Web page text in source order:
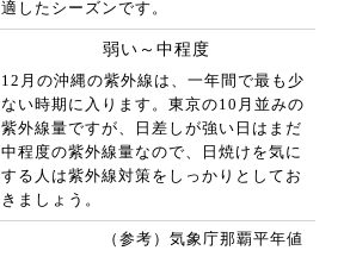
適したシーズンです。
弱い～中程度
12月の沖縄の紫外線は、一年間で最も少
ない時期に入ります。東京の10月並みの
紫外線量ですが、日差しが強い日はまだ
中程度の紫外線量なので、日焼けを気に
する人は紫外線対策をしっかりとしてお
きましょう。
（参考）気象庁那覇平年値